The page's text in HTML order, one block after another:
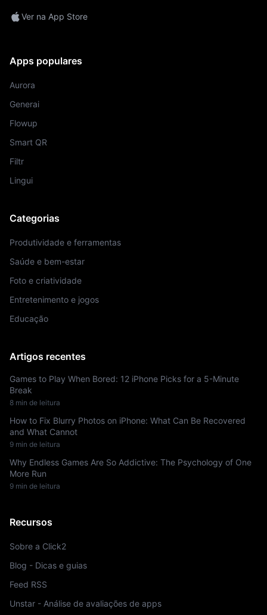
Ver na App Store
Apps populares
Aurora
Generai
Flowup
Smart QR
Filtr
Lingui
Categorias
Produtividade e ferramentas
Saúde e bem-estar
Foto e criatividade
Entretenimento e jogos
Educação
Artigos recentes
Games to Play When Bored: 12 iPhone Picks for a 5-Minute
Break
8 min de leitura
How to Fix Blurry Photos on iPhone: What Can Be Recovered
and What Cannot
9 min de leitura
Why Endless Games Are So Addictive: The Psychology of One
More Run
9 min de leitura
Recursos
Sobre a Click2
Blog - Dicas e guias
Feed RSS
Unstar - Análise de avaliações de apps